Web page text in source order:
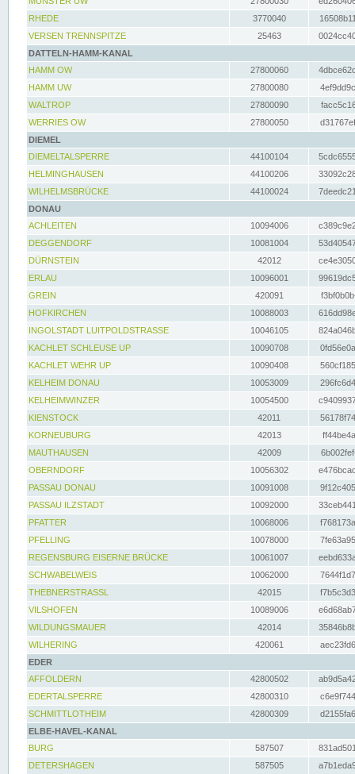
RHEDE
3770040
VERSEN TRENNSPITZE
25463
DATTELN-HAMM-KANAL
HAMM OW
27800060
HAMM UW
27800080
WALTROP
27800090
WERRIES OW
27800050
DIEMEL
DIEMELTALSPERRE
44100104
HELMINGHAUSEN
44100206
WILHELMSBRÜCKE
44100024
DONAU
ACHLEITEN
10094006
DEGGENDORF
10081004
DÜRNSTEIN
42012
ERLAU
10096001
GREIN
420091
HOFKIRCHEN
10088003
INGOLSTADT LUITPOLDSTRASSE
10046105
KACHLET SCHLEUSE UP
10090708
KACHLET WEHR UP
10090408
KELHEIM DONAU
10053009
KELHEIMWINZER
10054500
KIENSTOCK
42011
KORNEUBURG
42013
MAUTHAUSEN
42009
OBERNDORF
10056302
PASSAU DONAU
10091008
PASSAU ILZSTADT
10092000
PFATTER
10068006
PFELLING
10078000
REGENSBURG EISERNE BRÜCKE
10061007
SCHWABELWEIS
10062000
THEBNERSTRASSL
42015
VILSHOFEN
10089006
WILDUNGSMAUER
42014
WILHERING
420061
EDER
AFFOLDERN
42800502
EDERTALSPERRE
42800310
SCHMITTLOTHEIM
42800309
ELBE-HAVEL-KANAL
BURG
587507
DETERSHAGEN
587505